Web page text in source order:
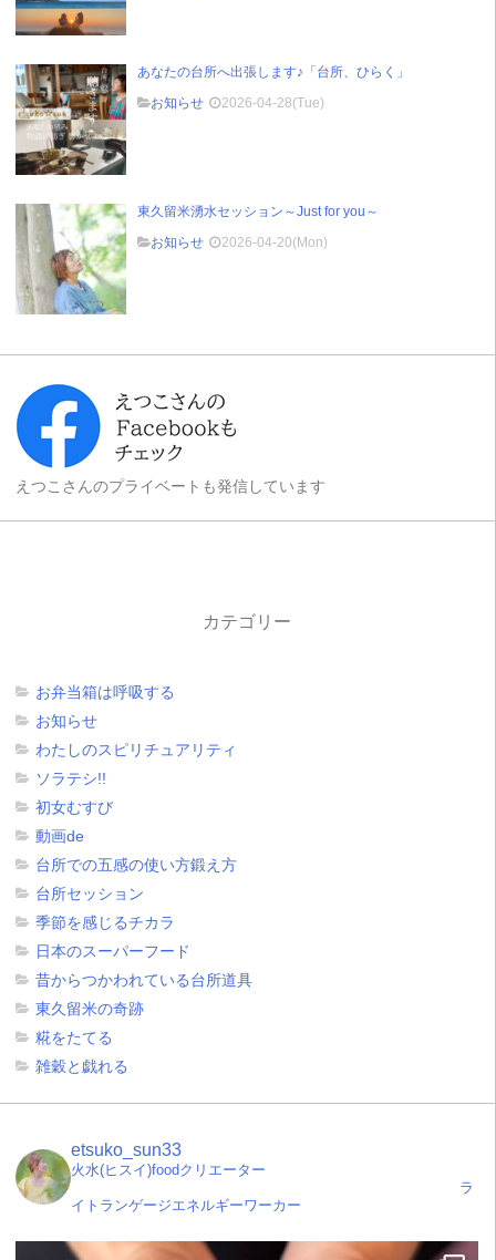
あなたの台所へ出張します♪「台所、ひらく」
お知らせ
2026-04-28(Tue)
東久留米湧水セッション～Just for you～
お知らせ
2026-04-20(Mon)
えつこさんのプライベートも発信しています
カテゴリー
お弁当箱は呼吸する
お知らせ
わたしのスピリチュアリティ
ソラテシ!!
初女むすび
動画de
台所での五感の使い方鍛え方
台所セッション
季節を感じるチカラ
日本のスーパーフード
昔からつかわれている台所道具
東久留米の奇跡
糀をたてる
雑穀と戯れる
etsuko_sun33
火水(ヒスイ)foodクリエーター
ラ
イトランゲージエネルギーワーカー